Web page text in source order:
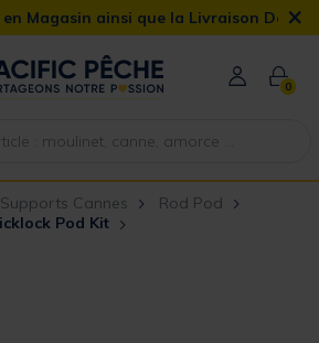
que la Livraison Domicile offerte dès×
0
Supports Cannes
Rod Pod
Pod Kit